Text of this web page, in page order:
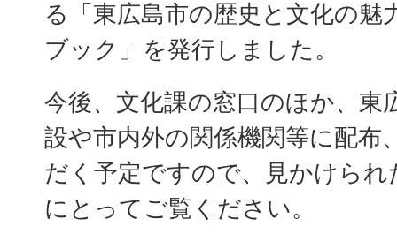
る「東広島市の歴史と文化の魅
ブック」を発行しました。
今後、文化課の窓口のほか、東
設や市内外の関係機関等に配布
だく予定ですので、見かけら
にとってご覧ください。